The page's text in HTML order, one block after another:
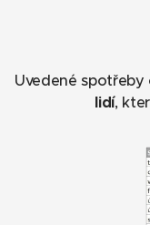
Uvedené
lidí,